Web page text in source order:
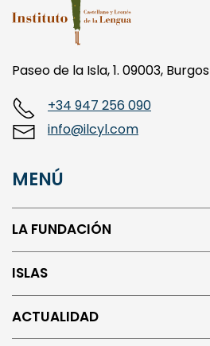
Paseo de la Isla, 1. 09003, Burgos
+34 947 256 090
info@ilcyl.com
MENÚ
LA FUNDACIÓN
ISLAS
ACTUALIDAD